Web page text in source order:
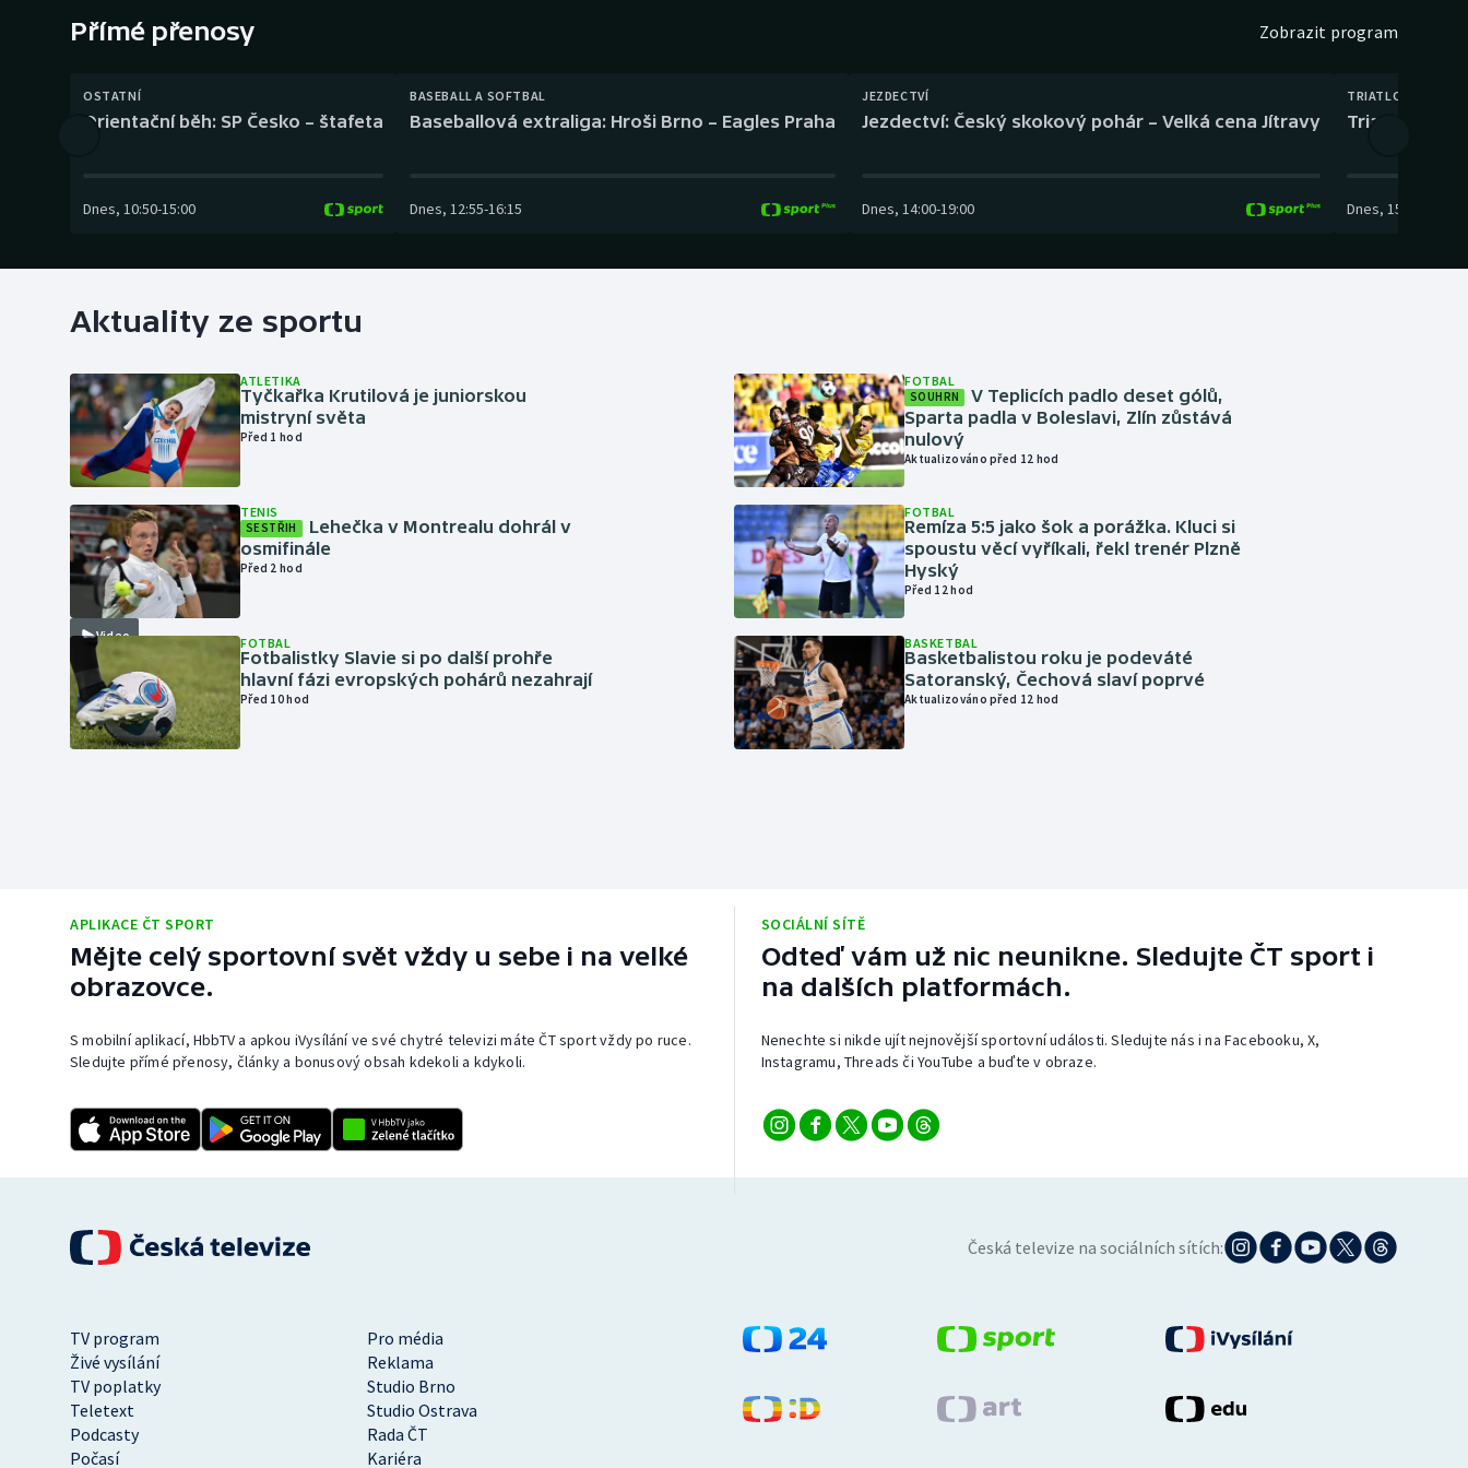
Florbal
Golf
Gymnastika
Olympijské hry
Plážový volejbal
Vodní slalom
Ostatní
Přímé přenosy Zobrazit program
OSTATNÍ
Orientační běh: SP Česko – štafeta
Dnes, 10:50-15:00
BASEBALL A SOFTBAL
Baseballová extraliga: Hroši Brno – Eagles Praha
Dnes, 12:55-16:15
JEZDECTVÍ
Jezdectví: Český skokový pohár – Velká cena Jítravy
Dnes, 14:00-19:00
TRIATLON
Triatlon:
Dnes, 15:00
Aktuality ze sportu
ATLETIKA
Tyčkařka Krutilová je juniorskou
mistryní světa
Před 1 hod
Video
TENIS
SESTŘIH
Lehečka v Montrealu dohrál v
osmifinále
Před 2 hod
FOTBAL
Fotbalistky Slavie si po další prohře
hlavní fázi evropských pohárů nezahrají
Před 10 hod
FOTBAL
SOUHRN
V Teplicích padlo deset gólů,
Sparta padla v Boleslavi, Zlín zůstává
nulový
Aktualizováno před 12 hod
FOTBAL
Remíza 5:5 jako šok a porážka. Kluci si
spoustu věcí vyříkali, řekl trenér Plzně
Hyský
Před 12 hod
BASKETBAL
Basketbalistou roku je podeváté
Satoranský, Čechová slaví poprvé
Aktualizováno před 12 hod
APLIKACE ČT SPORT
Mějte celý sportovní svět vždy u sebe i na velké
obrazovce.
S mobilní aplikací, HbbTV a apkou iVysílání ve své chytré televizi máte ČT sport vždy po ruce.
Sledujte přímé přenosy, články a bonusový obsah kdekoli a kdykoli.
SOCIÁLNÍ SÍTĚ
Odteď vám už nic neunikne. Sledujte ČT sport i
na dalších platformách.
Nenechte si nikde ujít nejnovější sportovní události. Sledujte nás i na Facebooku, X,
Instagramu, Threads či YouTube a buďte v obraze.
Česká televize na sociálních sítích:
TV program
Pro média
Živé vysílání
Reklama
TV poplatky
Studio Brno
Teletext
Studio Ostrava
Podcasty
Rada ČT
Počasí
Kariéra